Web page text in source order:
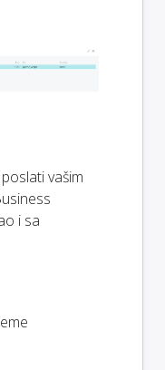
vašim
i sa